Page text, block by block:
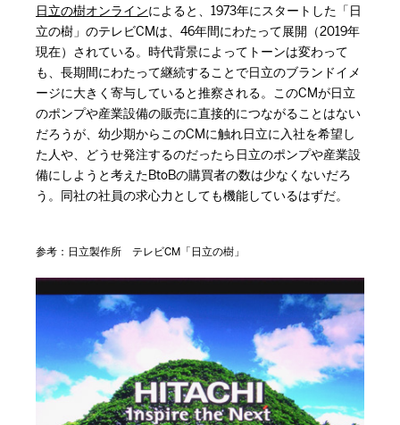
日立の樹オンラインによると、1973年にスタートした「日
立の樹」のテレビCMは、46年間にわたって展開（2019年
現在）されている。時代背景によってトーンは変わって
も、長期間にわたって継続することで日立のブランドイメ
ージに大きく寄与していると推察される。このCMが日立
のポンプや産業設備の販売に直接的につながることはない
だろうが、幼少期からこのCMに触れ日立に入社を希望し
た人や、どうせ発注するのだったら日立のポンプや産業設
備にしようと考えたBtoBの購買者の数は少なくないだろ
う。同社の社員の求心力としても機能しているはずだ。
参考：日立製作所 テレビCM「日立の樹」